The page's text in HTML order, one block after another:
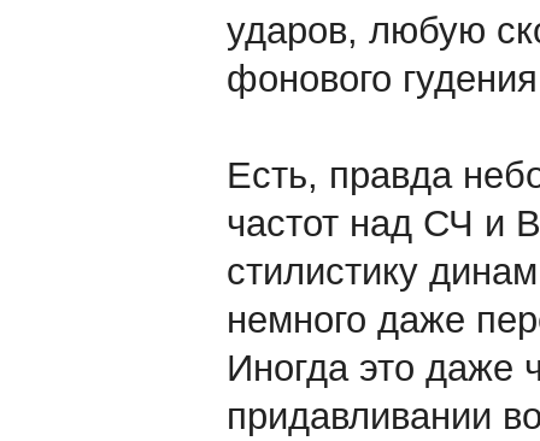
ударов, любую
фонового
Есть, правда
частот над СЧ и
стилистику
немного даже
Иногда это даже
придавливании